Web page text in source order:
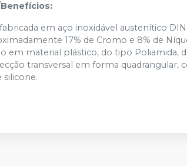
em aço inoxidável austenítico
17% de Cromo e 8% de
em material plástico, do tipo Poliamida,
transversal em forma quadrangular,
silicone.